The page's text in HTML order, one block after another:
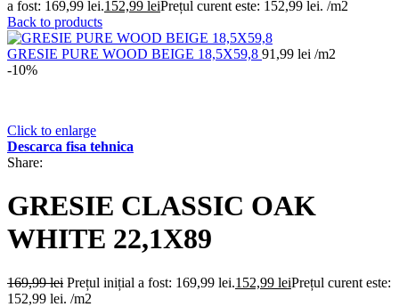
a fost: 169,99 lei.152,99 leiPrețul curent este: 152,99 lei. /m2
Back to products
GRESIE PURE WOOD BEIGE 18,5X59,8 91,99 lei /m2
-10%
Click to enlarge
Descarca fisa tehnica
Share:
GRESIE CLASSIC OAK
WHITE 22,1X89
169,99lei Prețul inițial a fost: 169,99 lei.152,99 leiPrețul curent este:
152,99 lei. /m2